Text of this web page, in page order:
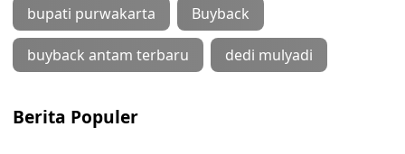
bupati purwakarta Buyback
buyback antam terbaru dedi mulyadi
Berita Populer